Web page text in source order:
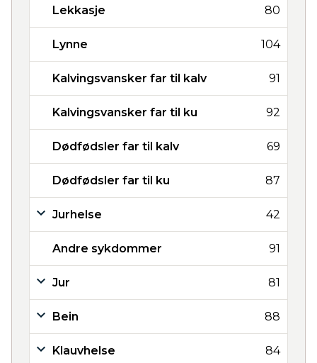
Lekkasje 80
Lynne 104
Kalvingsvansker far til kalv 91
Kalvingsvansker far til ku 92
Dødfødsler far til kalv 69
Dødfødsler far til ku 87
Jurhelse 42
Andre sykdommer 91
Jur 81
Bein 88
Klauvhelse 84